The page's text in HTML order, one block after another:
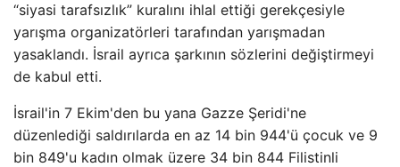
“siyasi tarafsızlık” kuralını ihlal ettiği gerekçesiyle
yarışma organizatörleri tarafından yarışmadan
yasaklandı. İsrail ayrıca şarkının sözlerini değiştirmeyi
de kabul etti.
İsrail'in 7 Ekim'den bu yana Gazze Şeridi'ne
düzenlediği saldırılarda en az 14 bin 944'ü çocuk ve 9
bin 849'u kadın olmak üzere 34 bin 844 Filistinli